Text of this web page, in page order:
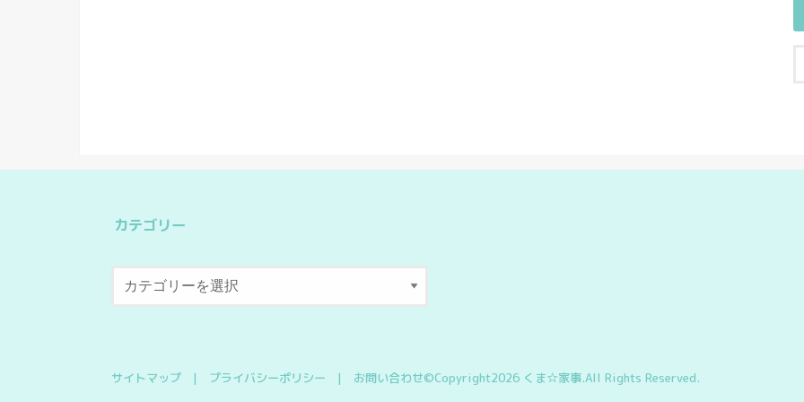
カテゴリー
サイトマップ プライバシーポリシー お問い合わせ©Copyright2026 くま☆家事.All Rights Reserved.